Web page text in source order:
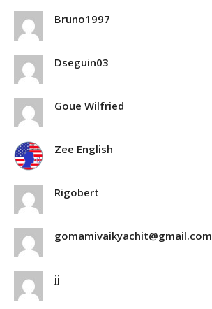
Bruno1997
Dseguin03
Goue Wilfried
Zee English
Rigobert
gomamivaikyachit@gmail.com
jj